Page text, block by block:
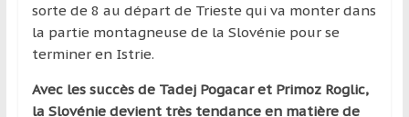
sorte de 8 au départ de Trieste qui va monter dans
la partie montagneuse de la Slovénie pour se
terminer en Istrie.
Avec les succès de Tadej Pogacar et Primoz Roglic,
la Slovénie devient très tendance en matière de